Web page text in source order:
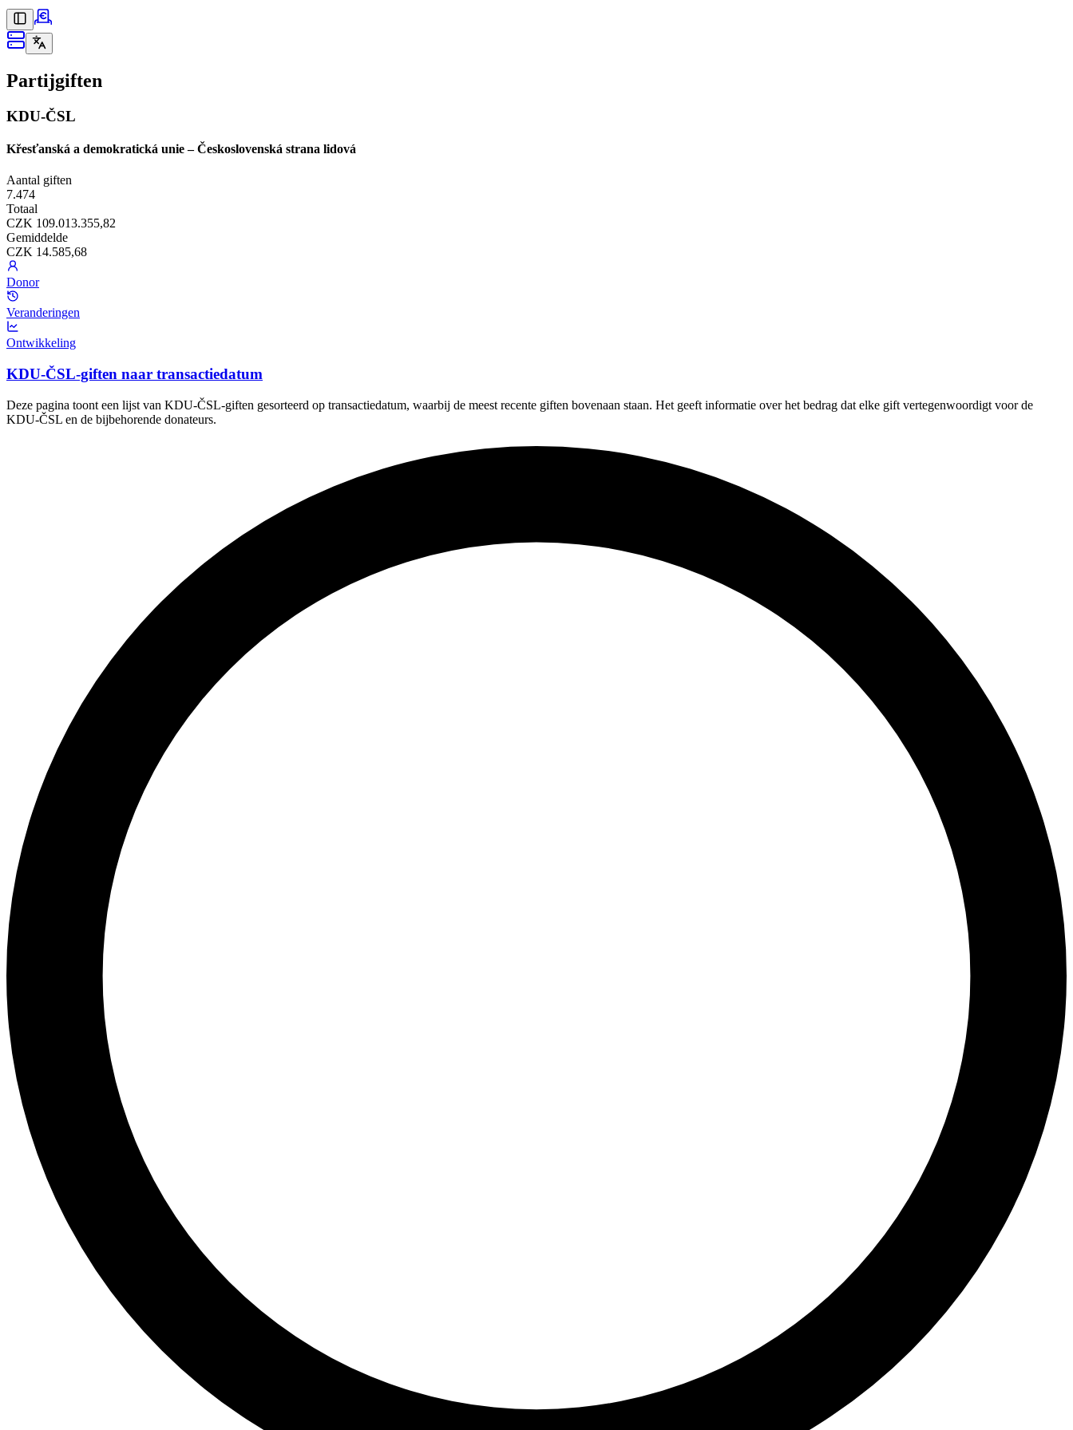
Partijgiften
KDU-ČSL
Křesťanská a demokratická unie – Československá strana lidová
Aantal giften
7.474
Totaal
CZK 109.013.355,82
Gemiddelde
CZK 14.585,68
Donor
Veranderingen
Ontwikkeling
KDU-ČSL-giften naar transactiedatum
Deze pagina toont een lijst van KDU-ČSL-giften gesorteerd op transactiedatum, waarbij de meest recente giften bovenaan staan. Het geeft informatie over het bedrag dat elke gift vertegenwoordigt voor de
KDU-ČSL en de bijbehorende donateurs.